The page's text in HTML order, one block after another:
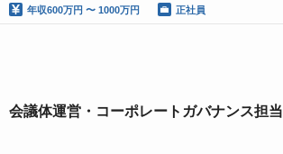
年収600万円 〜 1000万円 正社員
会議体運営・コーポレートガバナンス担当